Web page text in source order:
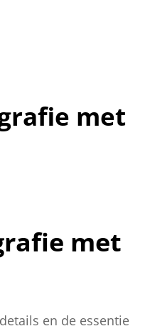
met
met
en de essentie